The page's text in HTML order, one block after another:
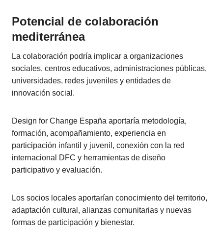
Potencial de colaboración
mediterránea
La colaboración podría implicar a organizaciones
sociales, centros educativos, administraciones públicas,
universidades, redes juveniles y entidades de
innovación social.
Design for Change España aportaría metodología,
formación, acompañamiento, experiencia en
participación infantil y juvenil, conexión con la red
internacional DFC y herramientas de diseño
participativo y evaluación.
Los socios locales aportarían conocimiento del territorio,
adaptación cultural, alianzas comunitarias y nuevas
formas de participación y bienestar.